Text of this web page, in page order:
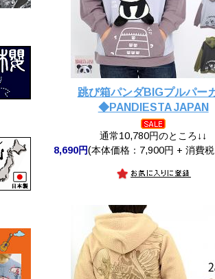
跳び箱パンダBIGプルパー
◆PANDIESTA JAPAN
通常10,780円のところ↓↓
8,690円(本体価格：7,900円 + 消費